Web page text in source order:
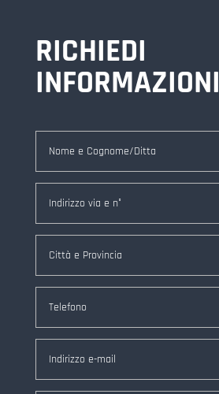
RICHIEDI
INFORMAZIONI